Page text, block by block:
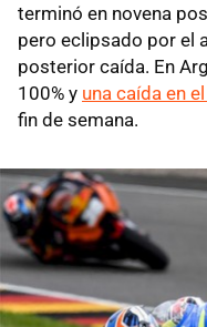
terminó en novena
pero eclipsado por el
posterior caída. En
100% y una caída en
fin de semana.